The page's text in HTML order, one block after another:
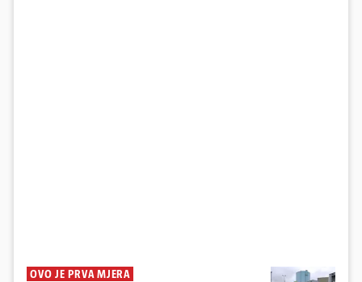
OVO JE PRVA MJERA